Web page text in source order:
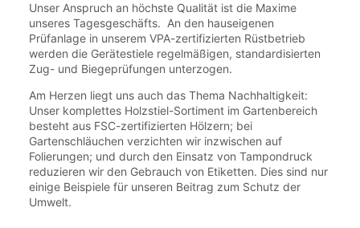
Unser Anspruch an höchste Qualität ist die Maxime
unseres Tagesgeschäfts. An den hauseigenen
Prüfanlage in unserem VPA-zertifizierten Rüstbetrieb
werden die Gerätestiele regelmäßigen, standardisierten
Zug- und Biegeprüfungen unterzogen.
Am Herzen liegt uns auch das Thema Nachhaltigkeit:
Unser komplettes Holzstiel-Sortiment im Gartenbereich
besteht aus FSC-zertifizierten Hölzern; bei
Gartenschläuchen verzichten wir inzwischen auf
Folierungen; und durch den Einsatz von Tampondruck
reduzieren wir den Gebrauch von Etiketten. Dies sind nur
einige Beispiele für unseren Beitrag zum Schutz der
Umwelt.